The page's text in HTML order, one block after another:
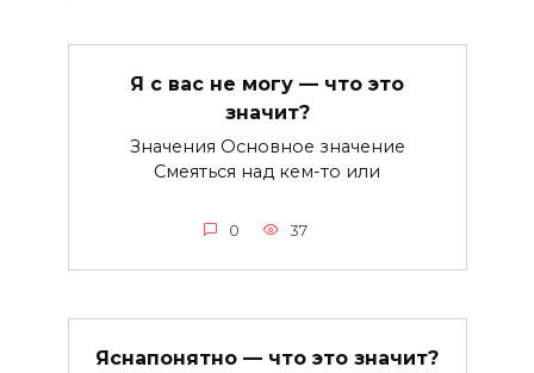
Я с вас не могу — что это
значит?
Значения Основное значение
Смеяться над кем-то или
0 37
Яснапонятно — что это значит?